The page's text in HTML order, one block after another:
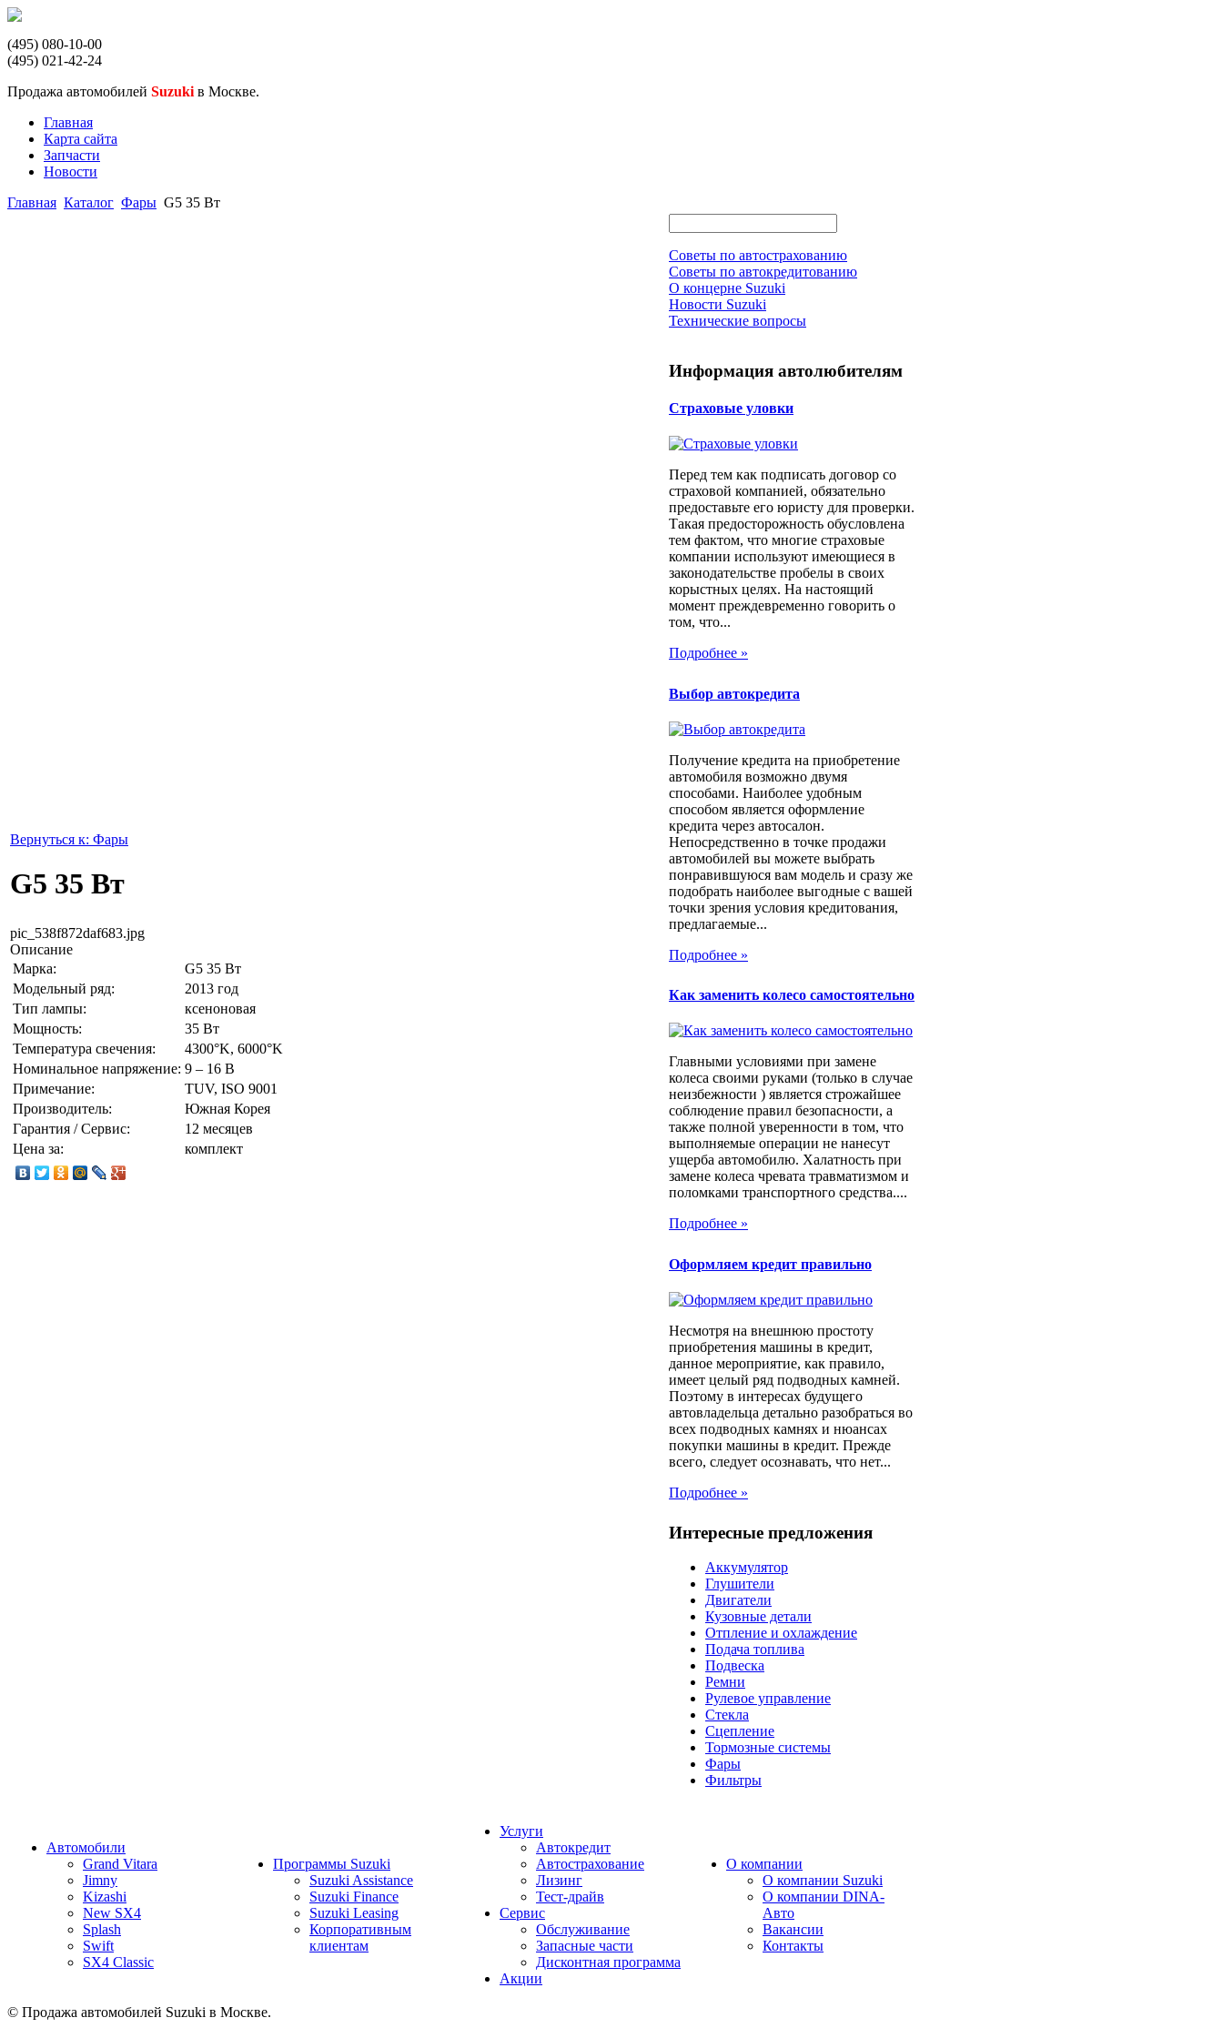
(495) 080-10-00
(495) 021-42-24
Продажа автомобилей Suzuki в Москве.
Главная
Карта сайта
Запчасти
Новости
Главная Каталог Фары G5 35 Вт
Вернуться к: Фары
G5 35 Вт
pic_538f872daf683.jpg
Описание
Марка:
G5 35 Вт
Модельный ряд:
2013 год
Тип лампы:
ксеноновая
Мощность:
35 Вт
Температура свечения:
4300°K, 6000°K
Номинальное напряжение: 9 – 16 В
Примечание:
TUV, ISO 9001
Производитель:
Южная Корея
Гарантия / Сервис:
12 месяцев
Цена за:
комплект
Советы по автострахованию
Советы по автокредитованию
О концерне Suzuki
Новости Suzuki
Технические вопросы
Информация автолюбителям
Страховые уловки
Перед тем как подписать договор со
страховой компанией, обязательно
предоставьте его юристу для проверки.
Такая предосторожность обусловлена
тем фактом, что многие страховые
компании используют имеющиеся в
законодательстве пробелы в своих
корыстных целях. На настоящий
момент преждевременно говорить о
том, что...
Подробнее »
Выбор автокредита
Получение кредита на приобретение
автомобиля возможно двумя
способами. Наиболее удобным
способом является оформление
кредита через автосалон.
Непосредственно в точке продажи
автомобилей вы можете выбрать
понравившуюся вам модель и сразу же
подобрать наиболее выгодные с вашей
точки зрения условия кредитования,
предлагаемые...
Подробнее »
Как заменить колесо самостоятельно
Главными условиями при замене
колеса своими руками (только в случае
неизбежности ) является строжайшее
соблюдение правил безопасности, а
также полной уверенности в том, что
выполняемые операции не нанесут
ущерба автомобилю. Халатность при
замене колеса чревата травматизмом и
поломками транспортного средства....
Подробнее »
Оформляем кредит правильно
Несмотря на внешнюю простоту
приобретения машины в кредит,
данное мероприятие, как правило,
имеет целый ряд подводных камней.
Поэтому в интересах будущего
автовладельца детально разобраться во
всех подводных камнях и нюансах
покупки машины в кредит. Прежде
всего, следует осознавать, что нет...
Подробнее »
Интересные предложения
Аккумулятор
Глушители
Двигатели
Кузовные детали
Отпление и охлаждение
Подача топлива
Подвеска
Ремни
Рулевое управление
Стекла
Сцепление
Тормозные системы
Фары
Фильтры
Автомобили
Grand Vitara
Jimny
Kizashi
New SX4
Splash
Swift
SX4 Classic
Программы Suzuki
Suzuki Assistance
Suzuki Finance
Suzuki Leasing
Корпоративным
клиентам
Услуги
Автокредит
Автострахование
Лизинг
Тест-драйв
Сервис
Обслуживание
Запасные части
Дисконтная программа
Акции
О компании
О компании Suzuki
О компании DINA-
Авто
Вакансии
Контакты
© Продажа автомобилей Suzuki в Москве.